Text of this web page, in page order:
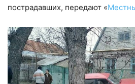
пострадавших, передают «